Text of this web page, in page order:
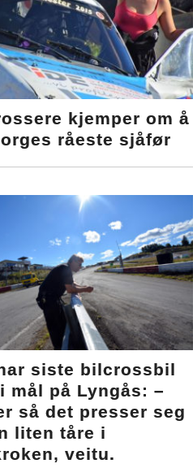
kjemper om å
råeste sjåfør
siste bilcrossbil
mål på Lyngås: –
så det presser seg
liten tåre i
veitu.